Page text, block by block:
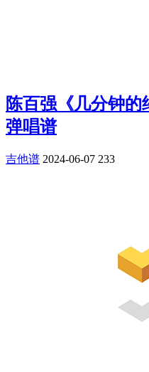
陈百强《几分钟
弹唱谱
吉他谱 2024-06-07 233